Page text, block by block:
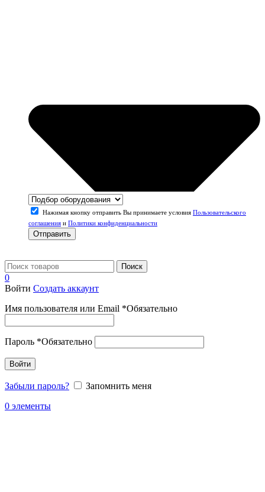
Нажимая кнопку отправить Вы принимаете условия Пользовательского
соглашения и Политики конфиденциальности
Отправить
Поиск
0
Войти Создать аккаунт
Имя пользователя или Email *Обязательно
Пароль *Обязательно
Войти
Забыли пароль?
Запомнить меня
0 элементы